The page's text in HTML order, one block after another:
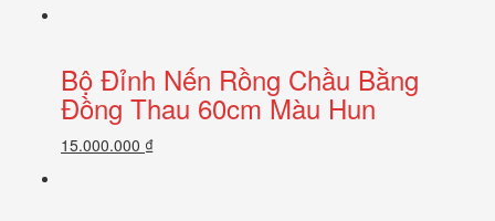
Bộ Đỉnh Nến Rồng Chầu Bằng
Đồng Thau 60cm Màu Hun
15.000.000 ₫